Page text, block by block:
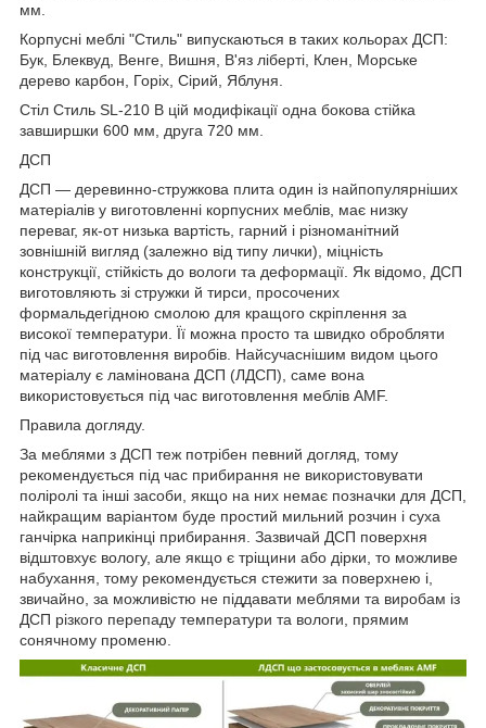
мм.
Корпусні меблі "Стиль" випускаються в таких кольорах ДСП:
Бук, Блеквуд, Венге, Вишня, В'яз ліберті, Клен, Морське
дерево карбон, Горіх, Сірий, Яблуня.
Стіл Стиль SL-210 В цій модифікації одна бокова стійка
завширшки 600 мм, друга 720 мм.
ДСП
ДСП — деревинно-стружкова плита один із найпопулярніших
матеріалів у виготовленні корпусних меблів, має низку
переваг, як-от низька вартість, гарний і різноманітний
зовнішній вигляд (залежно від типу лички), міцність
конструкції, стійкість до вологи та деформації. Як відомо, ДСП
виготовляють зі стружки й тирси, просочених
формальдегідною смолою для кращого скріплення за
високої температури. Її можна просто та швидко обробляти
під час виготовлення виробів. Найсучаснішим видом цього
матеріалу є ламінована ДСП (ЛДСП), саме вона
використовується під час виготовлення меблів AMF.
Правила догляду.
За меблями з ДСП теж потрібен певний догляд, тому
рекомендується під час прибирання не використовувати
поліролі та інші засоби, якщо на них немає позначки для ДСП,
найкращим варіантом буде простий мильний розчин і суха
ганчірка наприкінці прибирання. Зазвичай ДСП поверхня
відштовхує вологу, але якщо є тріщини або дірки, то можливе
набухання, тому рекомендується стежити за поверхнею і,
звичайно, за можливістю не піддавати меблями та виробам із
ДСП різкого перепаду температури та вологи, прямим
сонячному променю.